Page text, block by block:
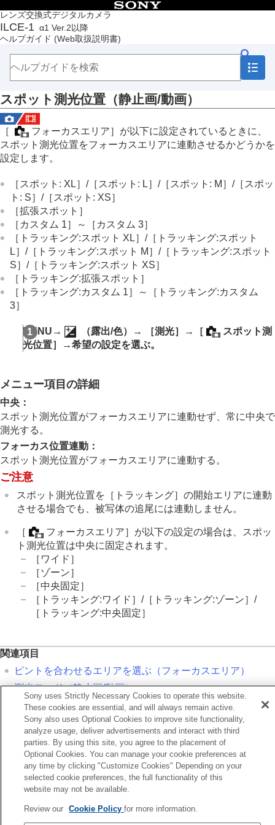
レンズ交換式デジタルカメラ
ILCE-1 α1 Ver.2以降
ヘルプガイド (Web取扱説明書)
目次
トップページ
ヘルプガイドの使いかた
本体と付属品を確認する
本機の基本操作
準備/基本的な撮影
MENU一覧から機能を探す
撮影機能を活用する
この章の目次
撮影モードを選ぶ
顔/瞳AF
フォーカス機能を使う
露出/測光を調整する
露出補正
（静止画/動画）
ヒストグラムについて
露出補正値のリセット （静止画/動画）
露出値ステップ幅（静止画/動画）
露出基準調整（静止画/動画）
Dレンジオプティマイザー （静止画/動画）
スポット測光位置（静止画/動画）
AEロック
ゼブラ表示
ホワイトバランス
ドライブモードを使う（連写/セルフタイマー）
インターバル撮影機能
より高解像の静止画を撮影する
タッチ機能を使う
シャッターの設定
フラッシュを使う
手ブレを補正する
レンズ補正
ノイズリダクション
撮影中の画面表示を設定する
動画の音声を記録する
動画を撮影しながら静止画を切り出す
画像と音声をライブ配信する
再生する
カメラの設定を変更する
スマートフォンでできること
パソコンでできること
クラウドサービスを利用する
故障かな？と思ったら
スポット測光位置 （静止画/動画）
［ フォーカスエリア］が以下に設定されているときに、
スポット測光位置をフォーカスエリアに連動させるかどうかを
設定します。
［スポット: XL］ /［スポット: L］ /［スポット: M］ /［スポッ
ト: S］ /［スポット: XS］
［拡張スポット］
［カスタム 1］
～
［カスタム 3］
［トラッキング:スポット XL］ /［トラッキング:スポット
L］ /［トラッキング:スポット M］ /［トラッキング:スポット
S］ /［トラッキング:スポット XS］
［トラッキング:拡張スポット］
［トラッキング:カスタム 1］
～
［トラッキング:カスタム
3］
MENU → （露出/色）→ ［測光］ → ［
スポット測
光位置］
→希望の設定を選ぶ。
メニュー項目の詳細
中央 ：
スポット測光位置がフォーカスエリアに連動せず、常に中央で
測光する。
フォーカス位置連動 ：
スポット測光位置がフォーカスエリアに連動する。
ご注意
スポット測光位置を ［トラッキング］の開始エリアに連動
させる場合でも、被写体の追尾には連動しません。
［ フォーカスエリア］ が以下の設定の場合は、スポッ
ト測光位置は中央に固定されます。
［ワイド］
［ゾーン］
［中央固定］
［トラッキング:ワイド］/［トラッキング:ゾーン］/
［トラッキング:中央固定］
関連項目
ピントを合わせるエリアを選ぶ（フォーカスエリア）
測光モード（静止画/動画）
チ測光時顔優先（静止画/動画）
AEロ
TP1001358949
お使いのカメラの本体ソフトウェアがVer.2.00未満の場合は下記URLの
Sony uses Strictly Necessary Cookies to operate this website.
These cookies are essential, and will always remain active.
Sony also uses Optional Cookies to improve site functionality,
analyze usage, deliver advertisements and interact with third
parties. By using this site, you agree to the placement of
Optional Cookies. You can manage your cookie preferences at
any time by clicking "Customize Cookies" Depending on your
selected cookie preferences, the full functionality of this
website may not be available.
Review our Cookie Policyfor more information.